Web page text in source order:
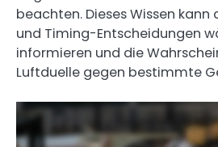
beachten. Dieses Wissen
und Timing-Entscheidungen
informieren und die
Luftduelle gegen bestimmte